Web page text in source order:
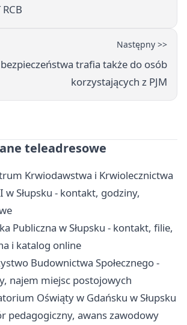
Następny >>
trafia także do osób
korzystających z PJM
teleadresowe
Krwiodawstwa i Krwiolecznictwa
w Słupsku - kontakt, godziny,
Publiczna w Słupsku - kontakt, filie,
i katalog online
Budownictwa Społecznego -
najem miejsc postojowych
Oświąty w Gdańsku w Słupsku
pedagogiczny, awans zawodowy